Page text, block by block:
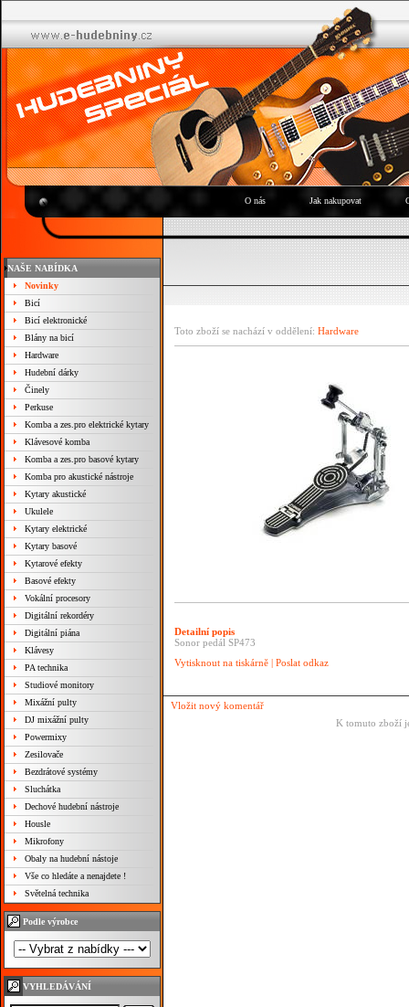
O nás Jak nakupovat
NAŠE NABÍDKA
Novinky
Bicí
Bicí elektronické
Blány na bicí
Hardware
Hudební dárky
Činely
Perkuse
Komba a zes.pro elektrické kytary
Klávesové komba
Komba a zes.pro basové kytary
Komba pro akustické nástroje
Kytary akustické
Ukulele
Kytary elektrické
Kytary basové
Kytarové efekty
Basové efekty
Vokální procesory
Digitální rekordéry
Digitální piána
Klávesy
PA technika
Studiové monitory
Mixážní pulty
DJ mixážní pulty
Powermixy
Zesilovače
Bezdrátové systémy
Sluchátka
Dechové hudební nástroje
Housle
Mikrofony
Obaly na hudební nástoje
Vše co hledáte a nenajdete !
Světelná technika
Podle výrobce
VYHLEDÁVÁNÍ
Toto zboží se nachází v oddělení: Hardware
Detailní popis
Sonor pedál SP473
Vytisknout na tiskárně | Poslat odkaz
Vložit nový komentář
K tomuto zboží